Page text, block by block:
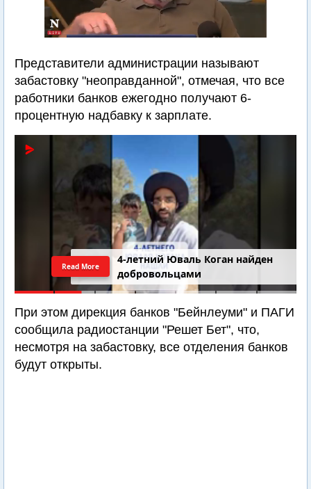
Представители администрации называют
забастовку "неоправданной", отмечая, что все
работники банков ежегодно получают 6-
процентную надбавку к зарплате.
4-летний Юваль Коган найден
добровольцами
Read More
При этом дирекция банков "Бейнлеуми" и ПАГИ
сообщила радиостанции "Решет Бет", что,
несмотря на забастовку, все отделения банков
будут открыты.